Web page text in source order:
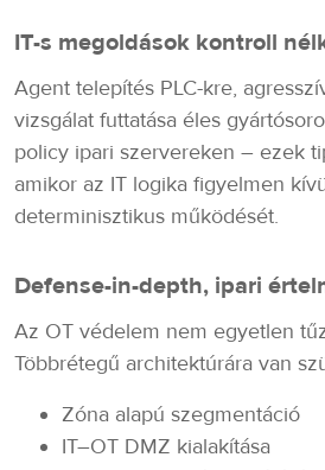
IT-s megoldások kontroll
Agent telepítés PLC-kre,
vizsgálat futtatása éles
policy ipari szervereken – ezek
amikor az IT logika figyelmen
determinisztikus működését.
Defense-in-depth, ipari
Az OT védelem nem egyetlen
Többrétegű architektúrára van
Zóna alapú szegmentáció
IT–OT DMZ kialakítása